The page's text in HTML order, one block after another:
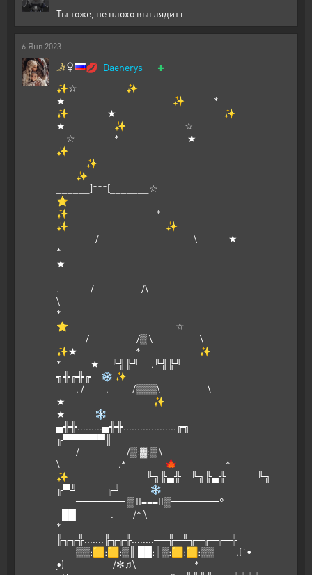
Ты тоже, не плохо выглядит+
6 Янв 2023
💋 _Daenerys_ +
✨☆ ✨
★ ✨ *
✨ ★ ✨
★ ✨ ☆
☆ * ★
✨
✨
✨
______]¯¯¯[_______☆
⭐
✨ *
✨ ✨
/ \ ★
*
★
. / /\
\
*
⭐ ☆
/ /▒ \ \
✨★ * ✨
* ★ ╚╣╠╝ .╚╣╠╝
╗╬╔╬╔ ❄ ✨
. / . /▒▒▒\ \
★ ✨
★ ❄
▄╬╬.........▄╬╬...................╔╗
╔▀▀▀▀▀▀║
/ /▒:▓:▒ \
\ .* 🍁 *
✨ ╚╗╠▄╬ ╚╗╠▄╬ ╚╗
╔▀╝ ╔╝ ❄
═══════ ▒ II≡≡≡II▒═══════°
_██_ . /* \
*
╠╦╦╬.......╠╦╦╬........══╬═╩╦═╦═╦═╬
▒▒:🟨:🟨:▒║ ██:║▒:🟨:🟨:▒▒ .(´•
̮•) /✼♫\ *